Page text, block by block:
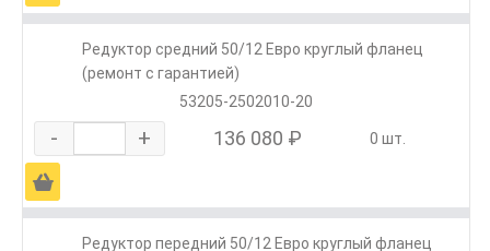
Редуктор средний 50/12 Евро круглый фланец
(ремонт с гарантией)
53205-2502010-20
- + 136 080 ₽ 0 шт.
Ä
Редуктор передний 50/12 Евро круглый фланец